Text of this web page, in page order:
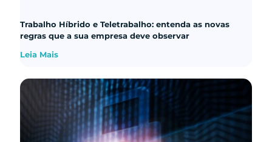
Trabalho Híbrido e Teletrabalho: entenda as novas
regras que a sua empresa deve observar
Leia Mais